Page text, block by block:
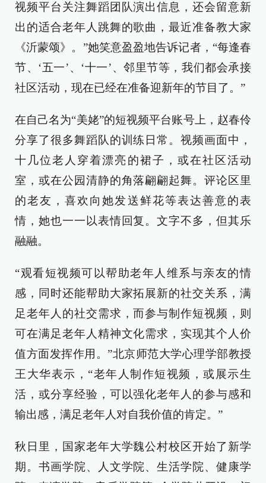
视频平台关注舞蹈团队演出信息，还会留意新
出的适合老年人跳舞的歌曲，最近准备教大家
《沂蒙颂》。”她笑意盈盈地告诉记者，“每逢春
节、‘五一’、‘十一’、邻里节等，我们都会承接
社区活动，现在已经在准备迎新年的节目了。”
在自己名为“美姥”的短视频平台账号上，赵春伶
分享了很多舞蹈队的训练日常。视频画面中，
十几位老人穿着漂亮的裙子，或在社区活动
室，或在公园清静的角落翩翩起舞。评论区里
的老友，喜欢向她发送鲜花等表达善意的表
情，她也一一以表情回复。文字不多，但其乐
融融。
“观看短视频可以帮助老年人维系与亲友的情
感，同时还能帮助大家拓展新的社交关系，满
足老年人的社交需求，而参与制作短视频，则
可在满足老年人精神文化需求，实现其个人价
值方面发挥作用。”北京师范大学心理学部教授
王大华表示，“老年人制作短视频，或展示生
活，或分享经验，可以强化老年人的参与感和
输出感，满足老年人对自我价值的肯定。”
秋日里，国家老年大学魏公村校区开始了新学
期。书画学院、人文学院、生活学院、健康学